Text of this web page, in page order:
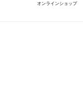
オンラインショップ